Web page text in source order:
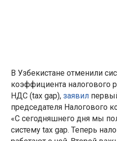
В Узбекистане отменили
коэффициента налогового
НДС (tax gap),заявил
председателя Налогового
«С сегодняшнего дня мы
систему tax gap. Теперь